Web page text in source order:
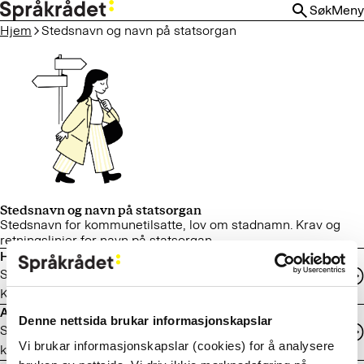
Denne nettsida brukar informasjonskapslar
Vi brukar informasjonskapslar (cookies) for å analysere
HOPP
TIL
SøkMeny
Hjem
Stedsnavn og navn på statsorgan
Stedsnavn og navn på statsorgan
Stedsnavn for kommunetilsatte, lov om stadnamn. Krav og
retningslinjer for navn på statsorgan.
Hvem gjør hva på stedsnavnfeltet?
Språkrådets rolle og oppgaver. Oppgavene og rollene til
Kartverket og kommunene. Om klagenemnda.
Arbeid med stedsnavnsaker i kommunene
Saksgang og -behandling. Regler for skrivemåte. Om navn på
kommuner, byggefelt og institusjoner.